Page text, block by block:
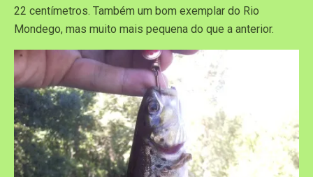
22 centímetros. Também um bom exemplar do Rio
Mondego, mas muito mais pequena do que a anterior.